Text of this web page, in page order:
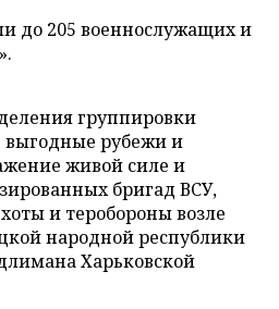
до 205 военнослужащих и
группировки
выгодные рубежи и
живой силе и
бригад ВСУ,
и теробороны возле
народной республики
Харьковской